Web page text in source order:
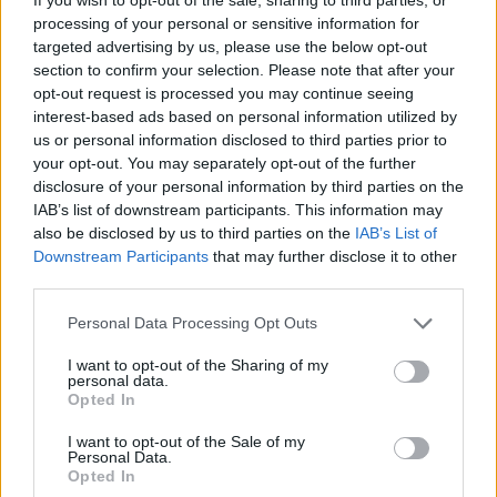
processing of your personal or sensitive information for
targeted advertising by us, please use the below opt-out
section to confirm your selection. Please note that after your
opt-out request is processed you may continue seeing
interest-based ads based on personal information utilized by
us or personal information disclosed to third parties prior to
your opt-out. You may separately opt-out of the further
disclosure of your personal information by third parties on the
IAB’s list of downstream participants. This information may
also be disclosed by us to third parties on the IAB’s List of
Downstream Participants that may further disclose it to other
Please note that this website/app uses one or more Google
not limited to your visit or usage behaviour. You may click to
grant or deny consent to Google and its third-party tags to
use your data for below specified purposes in below Google
consent section.
Personal Data Processing Opt Outs
I want to opt-out of the Sharing of my
personal data.
Opted In
I want to opt-out of the Sale of my
Personal Data.
Opted In
Under VM i Falun 2015 var både Petter og
Thomas i finalen samtidig, og Thomas har en
World Cup-seier fra Otepää i Estland da han bare
reiste ifra resten av finalefeltet. Petters merittliste
kan vel de fleste (i hvert fall deler av den).
EVEN NORTHUG kjørte harde sprintøkter for første
gangen denne uka etter ryggproblemene han har hatt i
sommer. Foto: KJELL-ERIK KRISTIANSEN/kekstock.com
Nærmest en seier i World Cup var Even Northug i
finske Ruka den 25.november 2022 da han bare
Pål Golberg og Erik Valnes i en norsk firedobbelt
Drammen samt en 2.plass i teamsprinten i Lahti
sammen med Håvard Solaas Taugbøl på det norske